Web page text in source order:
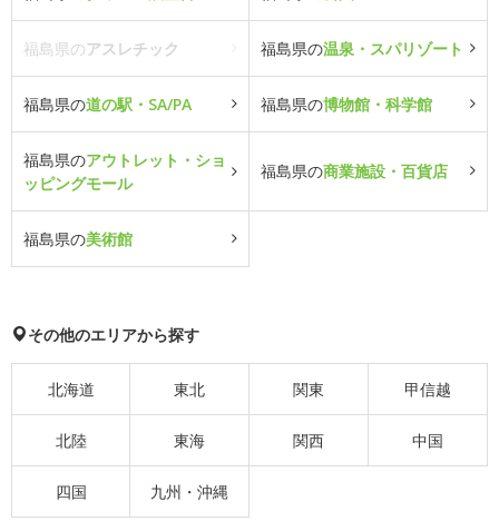
福島県のアスレチック 福島県の温泉・スパリゾート
福島県の道の駅・SA/PA 福島県の博物館・科学館
福島県のアウトレット・ショ
ッピングモール
福島県の商業施設・百貨店
福島県の美術館
その他のエリアから探す
北海道 東北 関東 甲信越
北陸 東海 関西 中国
四国 九州・沖縄